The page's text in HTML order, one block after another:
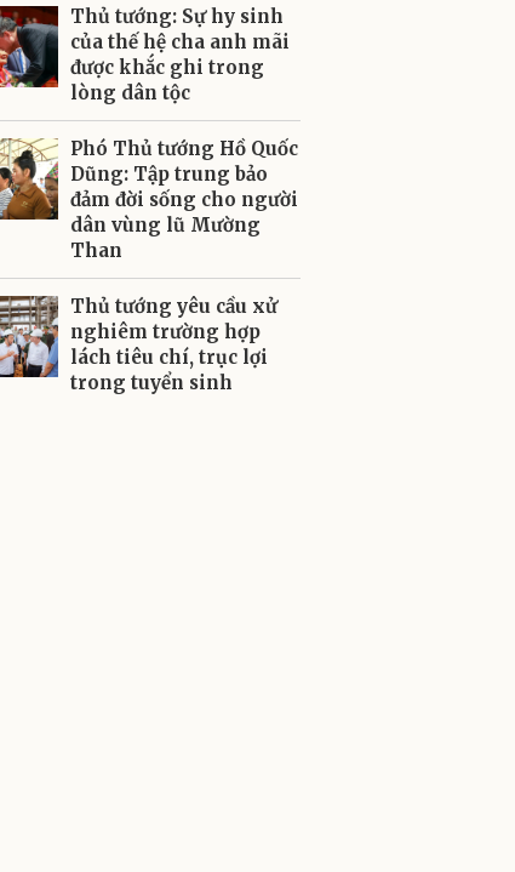
Thủ tướng: Sự hy sinh
của thế hệ cha anh mãi
được khắc ghi trong
lòng dân tộc
Phó Thủ tướng Hồ Quốc
Dũng: Tập trung bảo
đảm đời sống cho người
dân vùng lũ Mường
Than
Thủ tướng yêu cầu xử
nghiêm trường hợp
lách tiêu chí, trục lợi
trong tuyển sinh